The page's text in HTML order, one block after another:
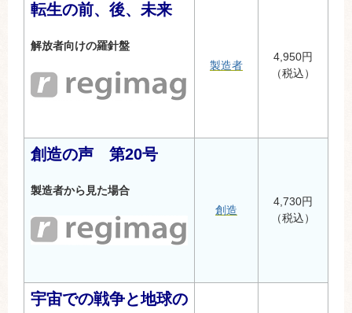
転生の前、後、未来
解放者向けの羅針盤
製造者
4,950円
（税込）
創造の声 第20号
製造者から見た場合
創造
4,730円
（税込）
宇宙での戦争と地球の